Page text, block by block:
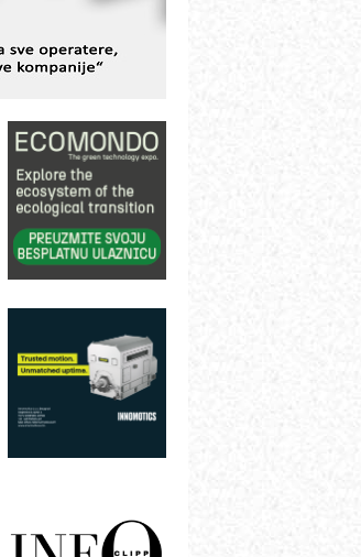
koje
hidrauličkih
japanska
fluida
– Napredna
Rittal
vašu pametnu
energijom
· Display
bez složenih